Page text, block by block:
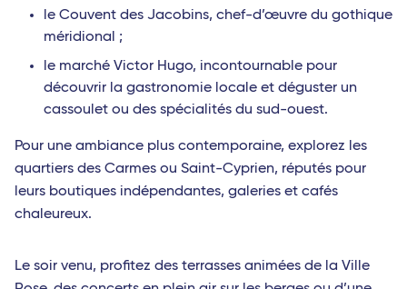
le Couvent des Jacobins, chef-d’œuvre du gothique
méridional ;
le marché Victor Hugo, incontournable pour
découvrir la gastronomie locale et déguster un
cassoulet ou des spécialités du sud-ouest.
Pour une ambiance plus contemporaine, explorez les
quartiers des Carmes ou Saint-Cyprien, réputés pour
leurs boutiques indépendantes, galeries et cafés
chaleureux.
Le soir venu, profitez des terrasses animées de la Ville